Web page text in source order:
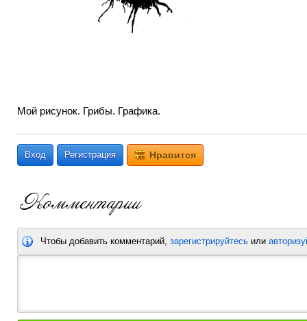
Мой рисунок. Грибы. Графика.
Вход Регистрация Нравится
Чтобы добавить комментарий, зарегистрируйтесь или